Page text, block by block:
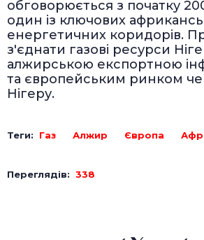
обговорюється з початку
один із ключових
енергетичних коридорів.
з'єднати газові ресурси
алжирською експортною
та європейським ринком
Нігеру.
Теги: Газ Алжир Європа
Переглядів: 338